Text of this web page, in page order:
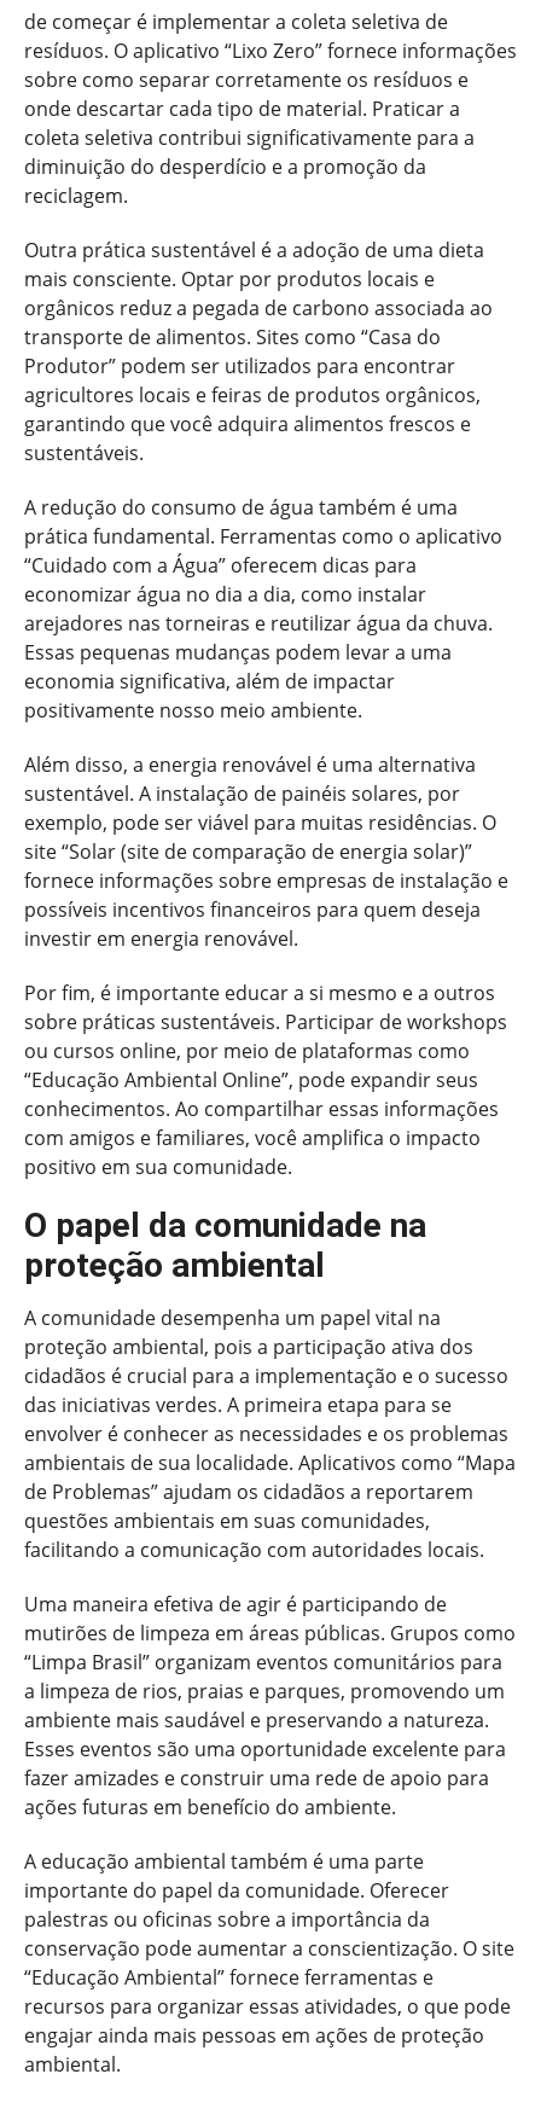
de começar é implementar a coleta seletiva de
resíduos. O aplicativo “Lixo Zero” fornece informações
sobre como separar corretamente os resíduos e
onde descartar cada tipo de material. Praticar a
coleta seletiva contribui significativamente para a
diminuição do desperdício e a promoção da
reciclagem.
Outra prática sustentável é a adoção de uma dieta
mais consciente. Optar por produtos locais e
orgânicos reduz a pegada de carbono associada ao
transporte de alimentos. Sites como “Casa do
Produtor” podem ser utilizados para encontrar
agricultores locais e feiras de produtos orgânicos,
garantindo que você adquira alimentos frescos e
sustentáveis.
A redução do consumo de água também é uma
prática fundamental. Ferramentas como o aplicativo
“Cuidado com a Água” oferecem dicas para
economizar água no dia a dia, como instalar
arejadores nas torneiras e reutilizar água da chuva.
Essas pequenas mudanças podem levar a uma
economia significativa, além de impactar
positivamente nosso meio ambiente.
Além disso, a energia renovável é uma alternativa
sustentável. A instalação de painéis solares, por
exemplo, pode ser viável para muitas residências. O
site “Solar (site de comparação de energia solar)”
fornece informações sobre empresas de instalação e
possíveis incentivos financeiros para quem deseja
investir em energia renovável.
Por fim, é importante educar a si mesmo e a outros
sobre práticas sustentáveis. Participar de workshops
ou cursos online, por meio de plataformas como
“Educação Ambiental Online”, pode expandir seus
conhecimentos. Ao compartilhar essas informações
com amigos e familiares, você amplifica o impacto
positivo em sua comunidade.
O papel da comunidade na
proteção ambiental
A comunidade desempenha um papel vital na
proteção ambiental, pois a participação ativa dos
cidadãos é crucial para a implementação e o sucesso
das iniciativas verdes. A primeira etapa para se
envolver é conhecer as necessidades e os problemas
ambientais de sua localidade. Aplicativos como “Mapa
de Problemas” ajudam os cidadãos a reportarem
questões ambientais em suas comunidades,
facilitando a comunicação com autoridades locais.
Uma maneira efetiva de agir é participando de
mutirões de limpeza em áreas públicas. Grupos como
“Limpa Brasil” organizam eventos comunitários para
a limpeza de rios, praias e parques, promovendo um
ambiente mais saudável e preservando a natureza.
Esses eventos são uma oportunidade excelente para
fazer amizades e construir uma rede de apoio para
ações futuras em benefício do ambiente.
A educação ambiental também é uma parte
importante do papel da comunidade. Oferecer
palestras ou oficinas sobre a importância da
conservação pode aumentar a conscientização. O site
“Educação Ambiental” fornece ferramentas e
recursos para organizar essas atividades, o que pode
engajar ainda mais pessoas em ações de proteção
ambiental.